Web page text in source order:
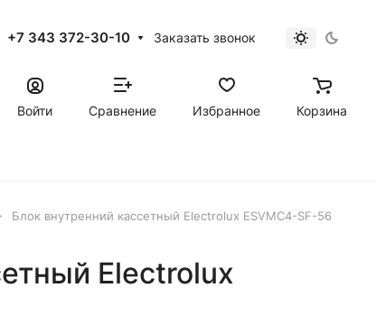
+7 343 372-30-10 Заказать звонок
Войти
Сравнение Избранное Корзина
Блок внутренний кассетный Electrolux ESVMC4-SF-56
Electrolux